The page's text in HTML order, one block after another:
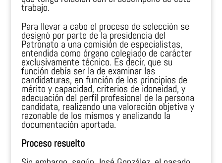
trabajo.
Para llevar a cabo el proceso de selección se
designó por parte de la presidencia del
Patronato a una comisión de especialistas,
entendida como órgano colegiado de carácter
exclusivamente técnico. Es decir, que su
función debía ser la de examinar las
candidaturas, en función de los principios de
mérito y capacidad, criterios de idoneidad, y
adecuación del perfil profesional de la persona
candidata, realizando una valoración objetiva y
razonable de los mismos y analizando la
documentación aportada.
Proceso resuelto